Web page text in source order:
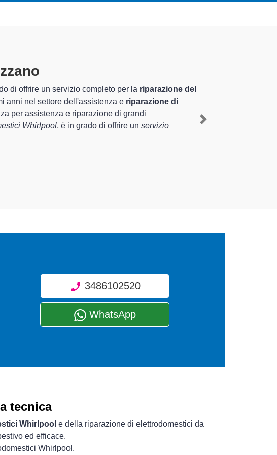
pluriennale nel territorio di Albuzzano e provincia per
a Albuzzano, mediante il ripristino rapido del corretto
interventi di diverse tipologie sugli elettrodomestici da
Next
3486102520
WhatsApp
tecnica
Whirlpool e della riparazione di elettrodomestici da
ed efficace.
Whirlpool.